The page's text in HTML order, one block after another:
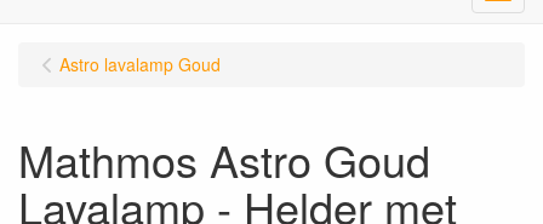
Astro lavalamp Goud
Mathmos Astro Goud
Lavalamp - Helder met